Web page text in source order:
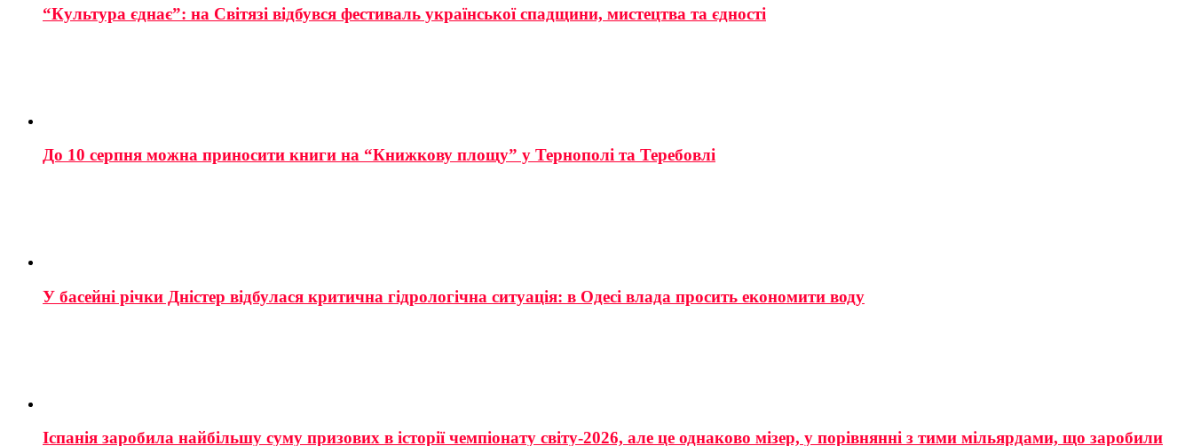
“Культура єднає”: на Світязі відбувся фестиваль української спадщини, мистецтва та єдності
До 10 серпня можна приносити книги на “Книжкову площу” у Тернополі та Теребовлі
У басейні річки Дністер відбулася критична гідрологічна ситуація: в Одесі влада просить економити воду
Іспанія заробила найбільшу суму призових в історії чемпіонату світу-2026, але це однаково мізер, у порівнянні з тими мільярдами, що заробили